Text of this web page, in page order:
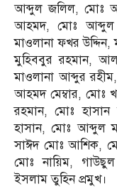
আব্দুল জলিল, মোঃ
আহমদ, মোঃ আব্দুল
মাওলানা ফখর
মুহিববুর রহমান,
মাওলানা আব্দুর
আহমদ মেম্বার, মোঃ
রহমান, মোঃ
হাসান, মোঃ আব্দুল
সাঈদ মোঃ আশিক,
মোঃ নায়িম,
ইসলাম তুহিন প্রমুখ।